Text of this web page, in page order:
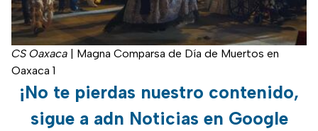
CS Oaxaca | Magna Comparsa de Día de Muertos en
Oaxaca 1
¡No te pierdas nuestro contenido,
sigue a adn Noticias en Google